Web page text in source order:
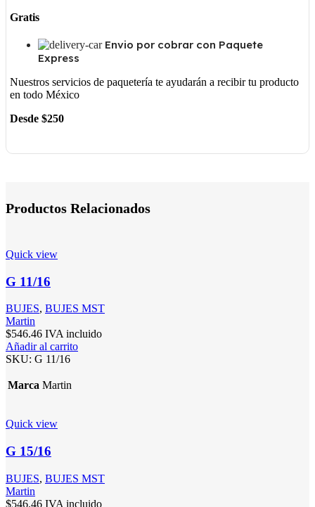
Gratis
Envio por cobrar con Paquete
Express
Nuestros servicios de paquetería te ayudarán a recibir tu producto
en todo México
Desde $250
Productos Relacionados
Quick view
G 11/16
BUJES, BUJES MST
Martin
$546.46 IVA incluido
Añadir al carrito
SKU: G 11/16
Marca Martin
Quick view
G 15/16
BUJES, BUJES MST
Martin
$546.46 IVA incluido